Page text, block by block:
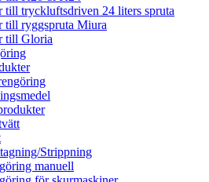
till tryckluftsdriven 24 liters spruta
till ryggspruta Miura
till Gloria
Strippning
manuell